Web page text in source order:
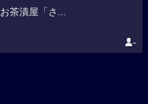
茶漬屋「さ...
-